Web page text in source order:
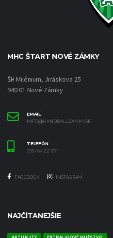
MHC ŠTART NOVÉ ZÁMKY
ŠH Milénium, Jiráskova 25
940 01 Nové Zámky
EMAIL
INFO@HANDBALLZAMKY.SK
TELEFÓN
035 / 64 22 107
FACEBOOK INSTAGRAM
NAJČÍTANEJŠIE
AKTUALITY EXTRALIGOVÉ MUŽSTVO